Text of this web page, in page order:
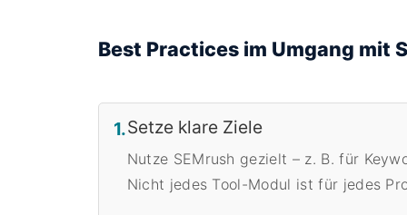
Best Practices im Umgang mit
1.Setze klare Ziele
Nutze SEMrush gezielt – z. B. für
Nicht jedes Tool-Modul ist für jedes